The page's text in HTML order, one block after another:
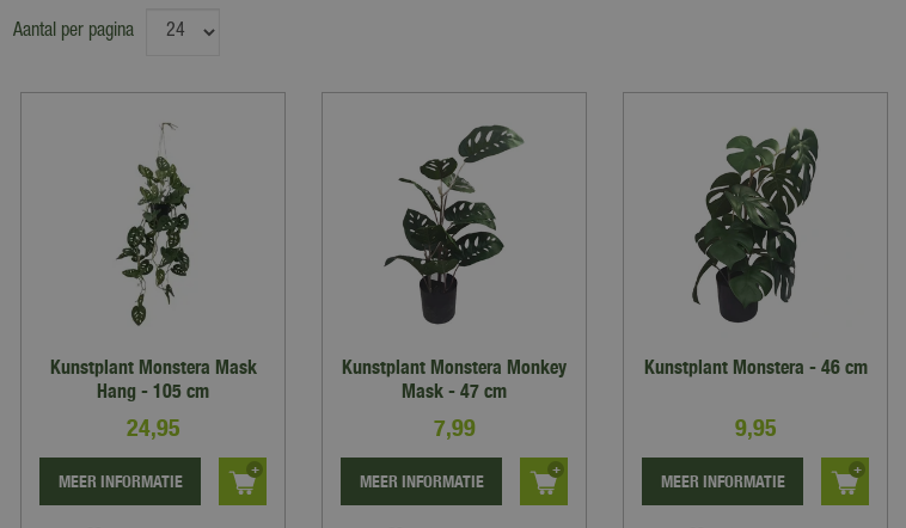
Aantal per pagina
Kunstplant Monstera Mask
Hang - 105 cm
24,95
MEER INFORMATIE
Kunstplant Monstera Monkey
Mask - 47 cm
7,99
MEER INFORMATIE
Kunstplant Monstera - 46 cm
9,95
MEER INFORMATIE